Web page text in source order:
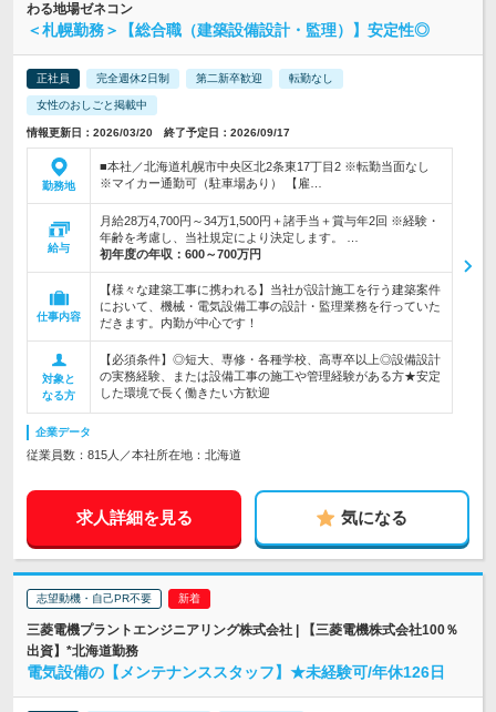
わる地場ゼネコン
＜札幌勤務＞【総合職（建築設備設計・監理）】安定性◎
正社員 完全週休2日制 第二新卒歓迎 転勤なし
女性のおしごと掲載中
情報更新日：2026/03/20 終了予定日：2026/09/17
勤務地
■本社／北海道札幌市中央区北2条東17丁目2 ※転勤当面なし
※マイカー通勤可（駐車場あり） 【雇…
給与
月給28万4,700円～34万1,500円＋諸手当＋賞与年2回 ※経験・
年齢を考慮し、当社規定により決定します。 …
初年度の年収： 600～700万円
仕事内容
【様々な建築工事に携われる】当社が設計施工を行う建築案件
において、機械・電気設備工事の設計・監理業務を行っていた
だきます。内勤が中心です！
対象と
なる方
【必須条件】◎短大、専修・各種学校、高専卒以上◎設備設計
の実務経験、または設備工事の施工や管理経験がある方★安定
した環境で長く働きたい方歓迎
企業データ
従業員数：815人／本社所在地：北海道
求人詳細を見る 気になる
志望動機・自己PR不要
三菱電機プラントエンジニアリング株式会社 | 【三菱電機株式会社100％
出資】*北海道勤務
電気設備の【メンテナンススタッフ】★未経験可/年休126日